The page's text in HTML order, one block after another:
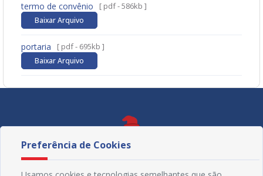
termo de convênio
[ pdf - 586kb ]
Baixar Arquivo
portaria [ pdf - 695kb ]
Baixar Arquivo
Preferência de Cookies